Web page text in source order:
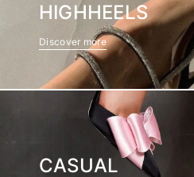
HIGHHEELS
Discover more
CASUAL